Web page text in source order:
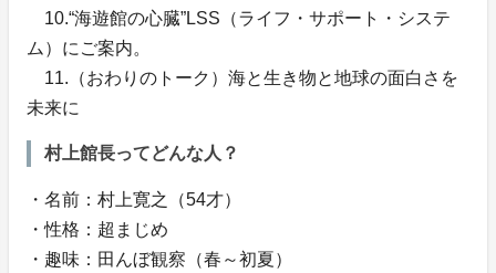
10.“海遊館の心臓”LSS（ライフ・サポート・システ
ム）にご案内。
11.（おわりのトーク）海と生き物と地球の面白さを
未来に
村上館長ってどんな人？
・名前：村上寛之（54才）
・性格：超まじめ
・趣味：田んぼ観察（春～初夏）